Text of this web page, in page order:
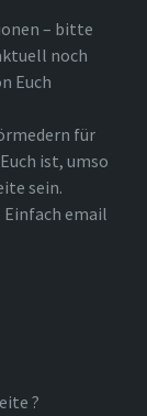
– bitte
noch
Euch
für
ist, umso
sein.
email
?